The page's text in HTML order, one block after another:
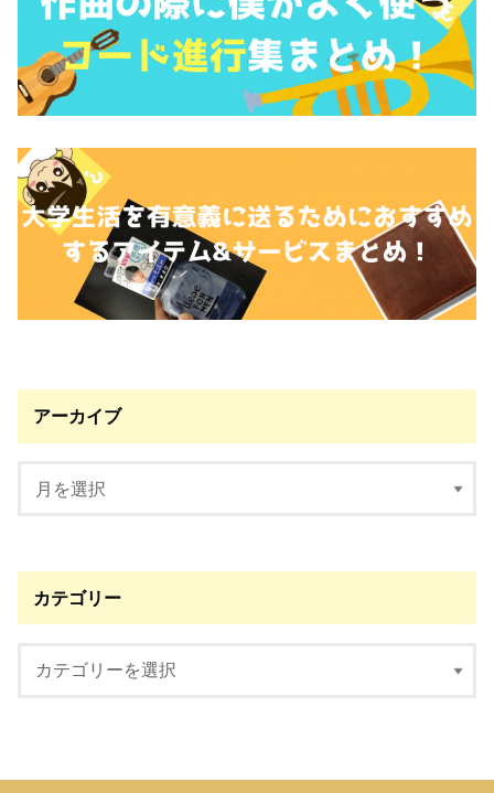
アーカイブ
カテゴリー